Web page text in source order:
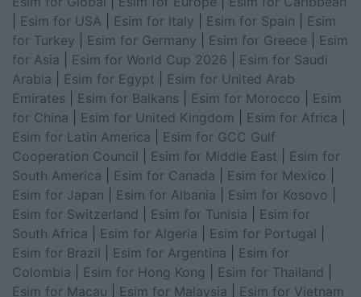
Esim for USA Esim for Italy Esim for Spain
Esim
for Turkey
Esim for Germany Esim for Greece
Esim
for Asia
Esim for World Cup 2026
Esim for Saudi
Arabia
Esim for Egypt
Esim for United Arab
Emirates
Esim for Balkans Esim for Morocco
Esim
for China
Esim for United Kingdom Esim for Africa
Esim for Latin America
Esim for GCC Gulf
Cooperation Council
Esim for Middle East
Esim for
South America
Esim for Canada Esim for Mexico
Esim for Japan
Esim for Albania Esim for Kosovo
Esim for Switzerland
Esim for Tunisia
Esim for
South Africa
Esim for Algeria Esim for Portugal
Esim for Brazil
Esim for Argentina
Esim for
Colombia
Esim for Hong Kong Esim for Thailand
Esim for Macau
Esim for Malaysia
Esim for Vietnam